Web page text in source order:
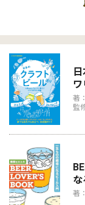
ワ
著
監
な
著